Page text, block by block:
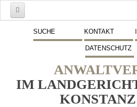
SUCHE KONTAKT
DATENSCHUTZ
IM
KONSTANZ
Schwerpunkte